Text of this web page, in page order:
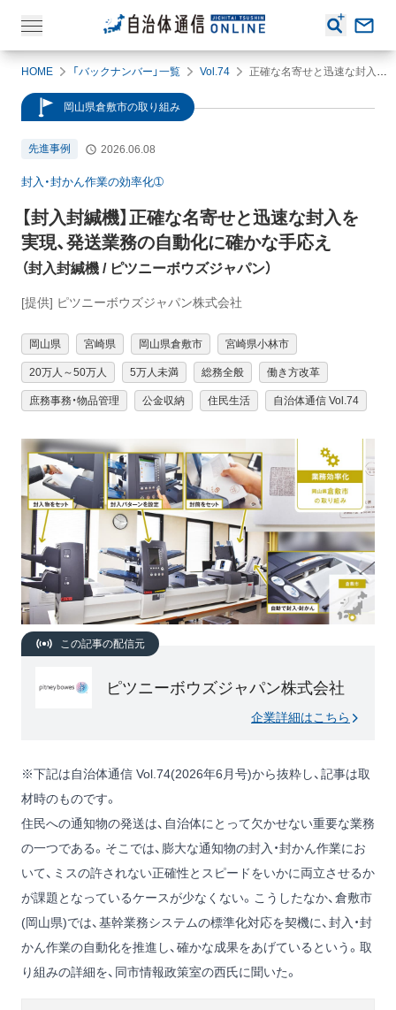
HOME 「バックナンバー」一覧 Vol.74 正確な名寄せと迅速な封入を実現、発送業務の自動化に確かな手応え
岡山県倉敷市の取り組み
先進事例 2026.06.08
封入・封かん作業の効率化➀
【封入封緘機】 正確な名寄せと迅速な封入を
実現、発送業務の自動化に確かな手応え
（封入封緘機 / ピツニーボウズジャパン）
[提供] ピツニーボウズジャパン株式会社
岡山県 宮崎県 岡山県倉敷市 宮崎県小林市
20万人～50万人 5万人未満 総務全般 働き方改革
庶務事務・物品管理 公金収納 住民生活 自治体通信 Vol.74
この記事の配信元
ピツニーボウズジャパン株式会社
企業詳細はこちら
※下記は自治体通信 Vol.74(2026年6月号)から抜粋し、記事は取
材時のものです。
住民への通知物の発送は、自治体にとって欠かせない重要な業務
の一つである。そこでは、膨大な通知物の封入・封かん作業にお
いて、ミスの許されない正確性とスピードをいかに両立させるか
が課題となっているケースが少なくない。こうしたなか、倉敷市
(岡山県)では、基幹業務システムの標準化対応を契機に、封入・封
かん作業の自動化を推進し、確かな成果をあげているという。取
り組みの詳細を、同市情報政策室の西氏に聞いた。